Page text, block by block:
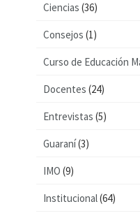
Ciencias (36)
Consejos (1)
Curso de Educación
Docentes (24)
Entrevistas (5)
Guaraní(3)
IMO (9)
Institucional(64)